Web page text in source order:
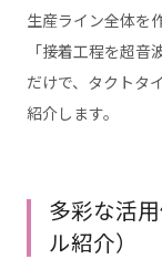
生産ライン全体を
「接着工程を超
だけで、タクトタ
紹介します。
多彩な活
ル紹介）